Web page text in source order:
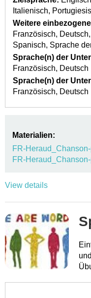
Italienisch
Weitere
Französisch
Deutsch
Spanisch Sprache
Sprache(n) der
Französisch
Deutsch
Sprache(n) der
Französisch
Deutsch
Materialien:
FR-
FR-
View details